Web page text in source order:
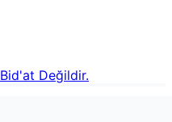
Değildir.